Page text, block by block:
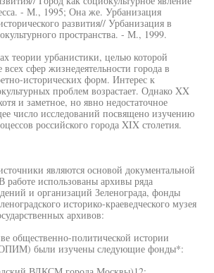
- М., 1995; Она же. Урбанизация
развития// Урбанизация в
пространства. - М., 1999.
теории урбанистики, целью которой
всех сфер жизнедеятельности города в
исторических форм. Интерес к
проблем возрастает. Однако XX
и заметное, но явно недостаточное
число исследований посвящено изучению
российского города XIX столетия.
являются основой документальной
работе использованы архивы ряда
и организаций Зеленограда, фонды
историко-краеведческого музея
архивов:
общественно-политической истории
были изучены следующие фонды*: